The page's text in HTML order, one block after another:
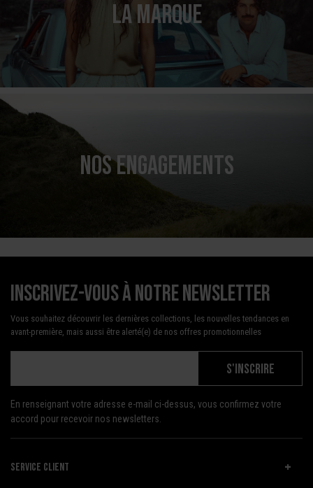
LA MARQUE
NOS ENGAGEMENTS
Inscrivez-vous à notre newsletter
Vous souhaitez découvrir les dernières collections, les nouvelles tendances en
avant-première, mais aussi être alerté(e) de nos offres promotionnelles
S'INSCRIRE
En renseignant votre adresse e-mail ci-dessus, vous confirmez votre
accord pour recevoir nos newsletters.
SERVICE CLIENT